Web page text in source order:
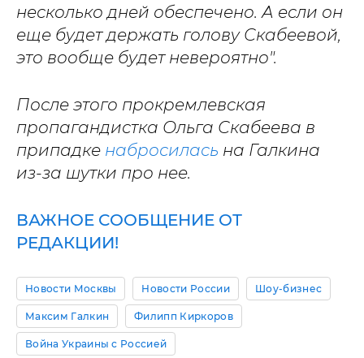
несколько дней обеспечено. А если он
еще будет держать голову Скабеевой,
это вообще будет невероятно".
После этого прокремлевская
пропагандистка Ольга Скабеева в
припадке набросилась на Галкина
из-за шутки про нее.
ВАЖНОЕ СООБЩЕНИЕ ОТ
РЕДАКЦИИ!
Новости Москвы Новости России Шоу-бизнес
Максим Галкин Филипп Киркоров
Война Украины с Россией